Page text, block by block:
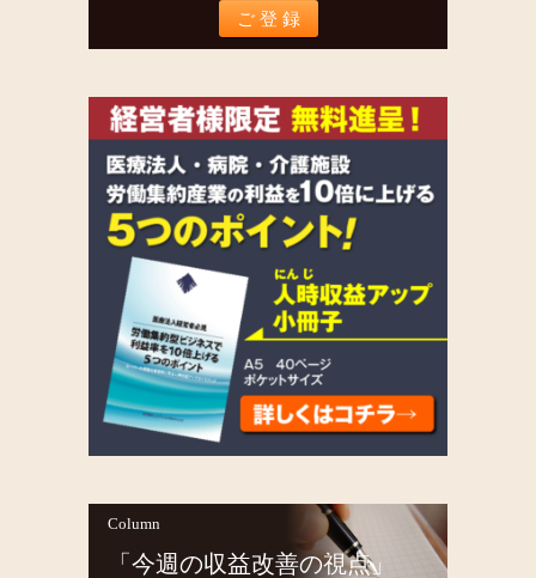
Column
「今週の収益改善の視点」